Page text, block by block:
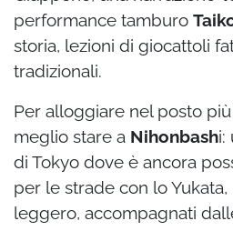
performance tamburo
storia, lezioni di giocattoli
tradizionali.
Per alloggiare nel posto
meglio stare a Nihonbashi:
di Tokyo dove è ancora
per le strade con lo
leggero, accompagnati